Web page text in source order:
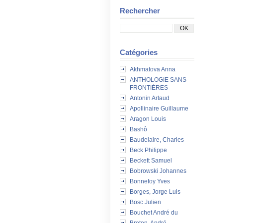
Rechercher
Catégories
Akhmatova Anna
ANTHOLOGIE SANS
FRONTIÈRES
Antonin Artaud
Apollinaire Guillaume
Aragon Louis
Bashô
Baudelaire, Charles
Beck Philippe
Beckett Samuel
Bobrowski Johannes
Bonnefoy Yves
Borges, Jorge Luis
Bosc Julien
Bouchet André du